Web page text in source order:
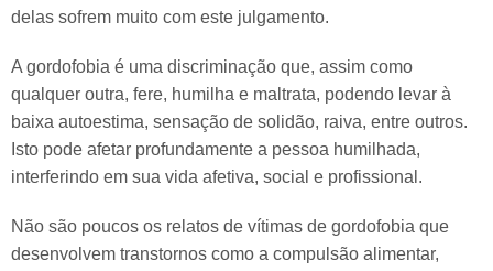
delas sofrem muito com este julgamento.
A gordofobia é uma discriminação que, assim como
qualquer outra, fere, humilha e maltrata, podendo levar à
baixa autoestima, sensação de solidão, raiva, entre outros.
Isto pode afetar profundamente a pessoa humilhada,
interferindo em sua vida afetiva, social e profissional.
Não são poucos os relatos de vítimas de gordofobia que
desenvolvem transtornos como a compulsão alimentar,